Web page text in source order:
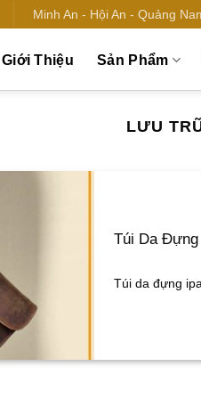
Minh An - Hội An - Quảng
Giới Thiệu Sản Phẩm
LƯU
Túi Da Đựng
Túi da đựng